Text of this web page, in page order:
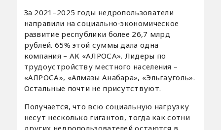
За 2021–2025 годы недропользователи
направили на социально-экономическое
развитие республики более 26,7 млрд
рублей. 65% этой суммы дала одна
компания – АК «АЛРОСА». Лидеры по
трудоустройству местного населения –
«АЛРОСА», «Алмазы Анабара», «Эльгауголь».
Остальные почти не присутствуют.
Получается, что всю социальную нагрузку
несут несколько гигантов, тогда как сотни